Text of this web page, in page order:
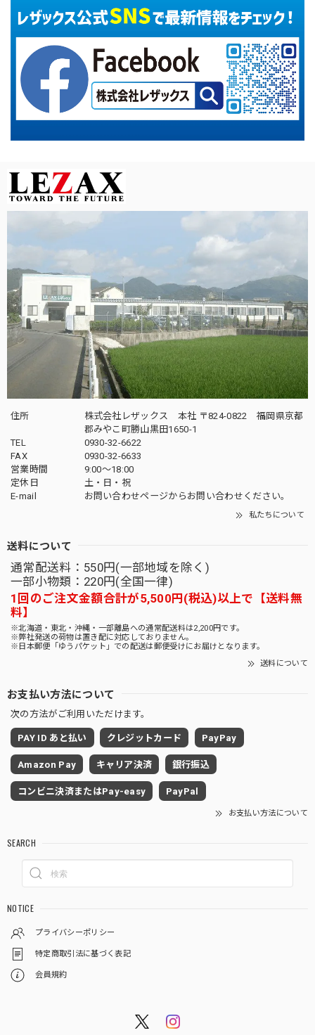
住所
株式会社レザックス 本社 〒824-0822 福岡県京都
郡みやこ町勝山黒田1650-1
TEL
0930-32-6622
FAX
0930-32-6633
営業時間
9:00〜18:00
定休日
土・日・祝
E-mail
お問い合わせページからお問い合わせください。
私たちについて
送料について
通常配送料：550円(一部地域を除く)
一部小物類：220円(全国一律)
1回のご注文金額合計が5,500円(税込)以上で【送料無
料】
※北海道・東北・沖縄・一部離島への通常配送料は2,200円です。
※弊社発送の荷物は置き配に対応しておりません。
※日本郵便「ゆうパケット」での配送は郵便受けにお届けとなります。
送料について
お支払い方法について
次の方法がご利用いただけます。
PAY ID あと払い クレジットカード PayPay
Amazon Pay キャリア決済 銀行振込
コンビニ決済またはPay-easy PayPal
お支払い方法について
SEARCH
NOTICE
プライバシーポリシー
特定商取引法に基づく表記
会員規約